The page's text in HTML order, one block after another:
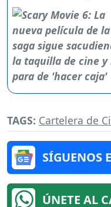
TAGS: Cartelera de
SÍGUENOS
ÚNETE AL